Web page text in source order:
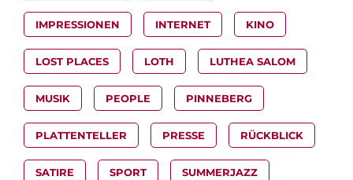
IMPRESSIONEN INTERNET KINO
LOST PLACES LOTH LUTHEA SALOM
MUSIK PEOPLE PINNEBERG
PLATTENTELLER PRESSE RÜCKBLICK
SATIRE SPORT SUMMERJAZZ